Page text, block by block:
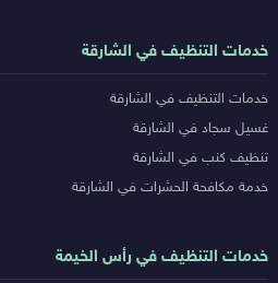
خدمات التنظيف في الشارقة
خدمات التنظيف في الشارقة
غسيل سجاد في الشارقة
تنظيف كنب في الشارقة
خدمة مكافحة الحشرات في الشارقة
خدمات التنظيف في رأس الخيمة